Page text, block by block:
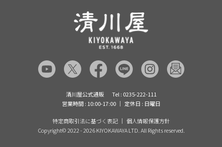
よくあるご質問（FAQ）
あんしんの品質保証について（産直品）
品質保証について（通常品）
清川屋のレビューを見る
清川屋公式通販
Tel : 0235-222-111
営業時間 : 10:00-17:00
定休日 : 日曜日
特定商取引法に基づく表記
個人情報保護方針
Copyright©2022 - 2026 KIYOKAWAYA LTD. All Rights reserved.